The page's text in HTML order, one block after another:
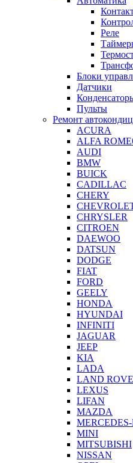
Реле
Блоки
Датчики
Пульты
Ремонт
ACURA
ALFA
AUDI
BMW
BUICK
CADILLAC
CHERY
CHRYSLER
CITROEN
DAEWOO
DATSUN
DODGE
FIAT
FORD
GEELY
HONDA
HYUNDAI
INFINITI
JAGUAR
JEEP
KIA
LADA
LAND
LEXUS
LIFAN
MAZDA
MINI
MITSUBISHI
NISSAN